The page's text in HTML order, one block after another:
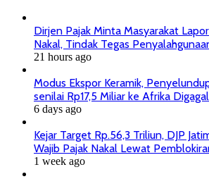
Dirjen Pajak Minta Masyarakat
Nakal, Tindak Tegas
21 hours ago
Modus Ekspor Keramik,
senilai Rp17,5 Miliar ke Afrika
6 days ago
Kejar Target Rp.56,3 Triliun, DJP
Wajib Pajak Nakal Lewat
1 week ago